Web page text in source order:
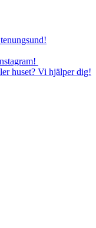
huset? Vi hjälper dig!